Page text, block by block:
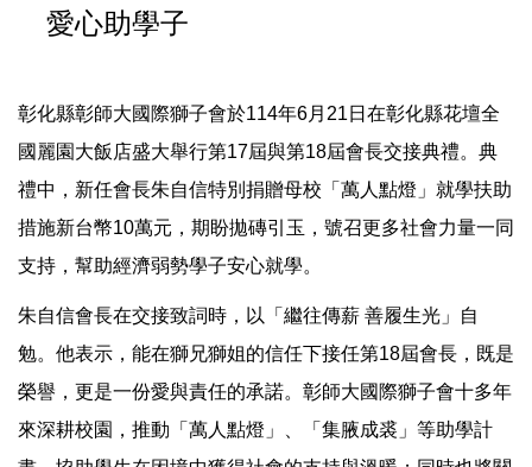
愛心助學子
彰化縣彰師大國際獅子會於114年6月21日在彰化縣花壇全
國麗園大飯店盛大舉行第17屆與第18屆會長交接典禮。典
禮中，新任會長朱自信特別捐贈母校「萬人點燈」就學扶助
措施新台幣10萬元，期盼拋磚引玉，號召更多社會力量一同
支持，幫助經濟弱勢學子安心就學。
朱自信會長在交接致詞時，以「繼往傳薪 善履生光」自
勉。他表示，能在獅兄獅姐的信任下接任第18屆會長，既是
榮譽，更是一份愛與責任的承諾。彰師大國際獅子會十多年
來深耕校園，推動「萬人點燈」、「集腋成裘」等助學計